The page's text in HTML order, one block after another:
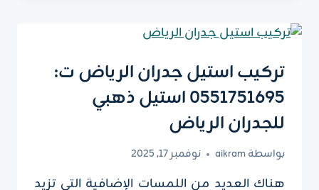
ت:
–
تركيب
قواطع
بارتشن
الرياض
تركيب استيل جدران الرياض ت:
0551751695 استيل ذهبي
للجدران الرياض
بواسطةaikram نوفمبر 17, 2025
هناك العديد من اللمسات الإضافية التي تزيد